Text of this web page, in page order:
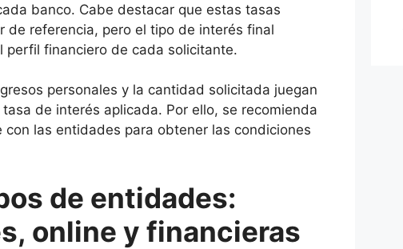
banco. Cabe destacar que estas tasas
de referencia, pero el tipo de interés final
financiero de cada solicitante.
personales y la cantidad solicitada juegan
de interés aplicada. Por ello, se recomienda
las entidades para obtener las condiciones
de entidades:
online y financieras